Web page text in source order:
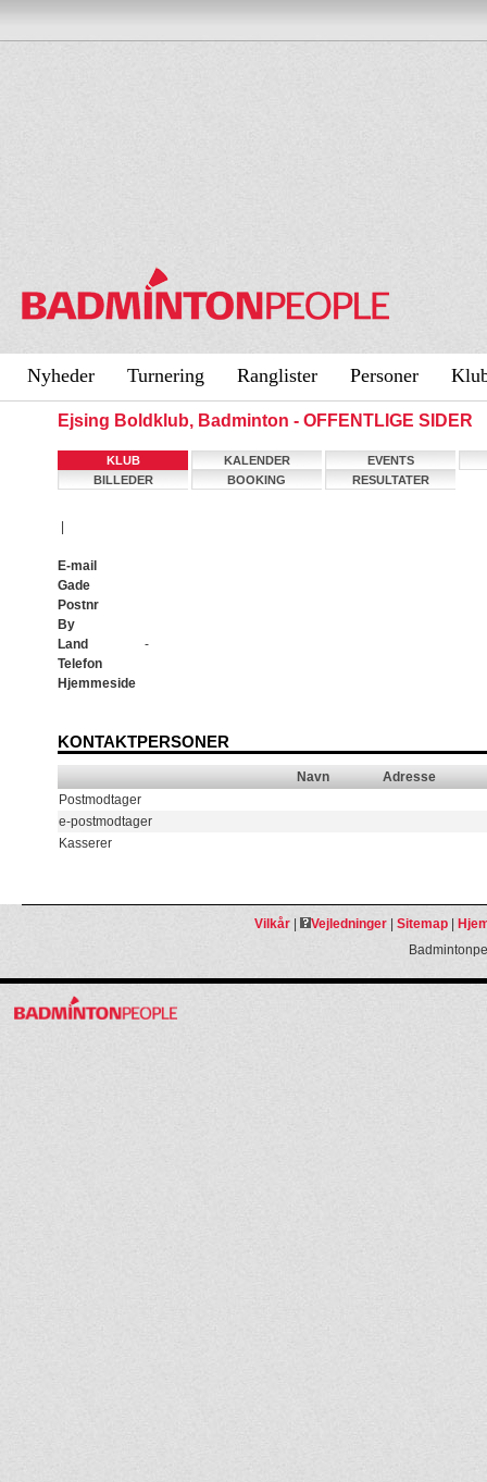
Nyheder Turnering Ranglister Personer
Ejsing Boldklub, Badminton - OFFENTLIGE SIDER
KLUB KALENDER
EVENTS
BILLEDER
BOOKING RESULTATER
E-mail
Gade
Postnr
By
Land
-
Telefon
Hjemmeside
KONTAKTPERSONER
Navn
Adresse
Postmodtager
e-postmodtager
Kasserer
Vilkår| Vejledninger| Sitemap|